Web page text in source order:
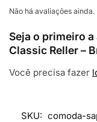
Não há avaliações ainda.
Seja o primeiro
Classic Reller –
Você precisa fazer
SKU: comoda-